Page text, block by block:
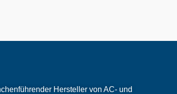
Hersteller von AC- und